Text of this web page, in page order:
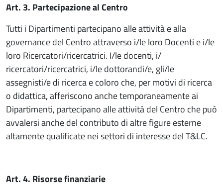
Art. 3. Partecipazione al Centro
Tutti i Dipartimenti partecipano alle attività e alla
governance del Centro attraverso i/le loro Docenti e i/le
loro Ricercatori/ricercatrici. I/le docenti, i/
ricercatori/ricercatrici, i/le dottorandi/e, gli/le
assegnisti/e di ricerca e coloro che, per motivi di ricerca
o didattica, afferiscono anche temporaneamente ai
Dipartimenti, partecipano alle attività del Centro che può
avvalersi anche del contributo di altre figure esterne
altamente qualificate nei settori di interesse del T&LC.
Art. 4. Risorse finanziarie